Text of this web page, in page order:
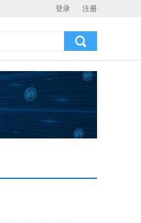
登录 注册